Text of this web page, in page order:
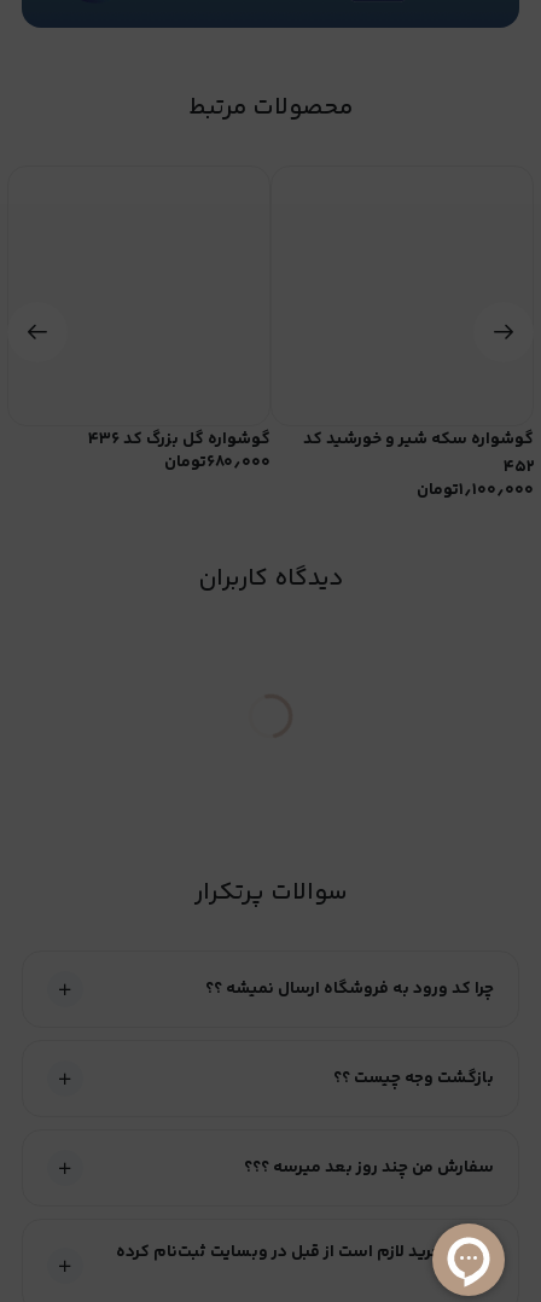
محصولات مرتبط
گوشواره سکه شیر و خورشید کد
۴۵۲
۱٫۱۰۰٫۰۰۰تومان
گوشواره گل بزرگ کد ۴۳۶
۶۸۰٫۰۰۰تومان
دیدگاه کاربران
سوالات پرتکرار
چرا کد ورود به فروشگاه ارسال نمیشه ؟؟
بازگشت وجه چیست ؟؟
سفارش من چند روز بعد میرسه ؟؟؟
آیا برای خرید لازم است از قبل در وبسایت ثبت‌نام کرده
باشم؟